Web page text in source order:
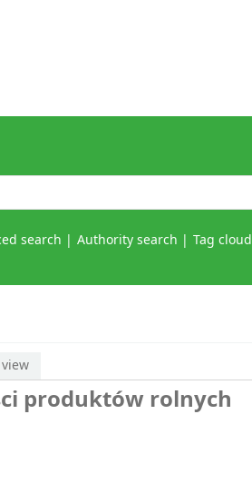
search Authority search Tag cloud
produktów rolnych